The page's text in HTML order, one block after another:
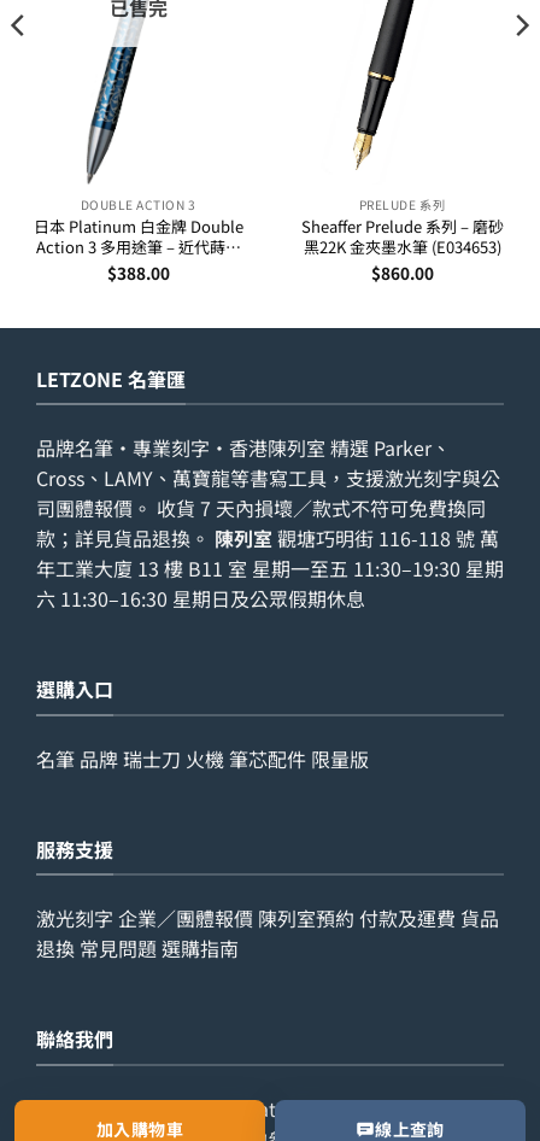
加入購物車
已售完
DOUBLE ACTION 3
日本 Platinum 白金牌 Double
Action 3 多用途筆 – 近代蒔繪
(唐草藍)
$388.00
PRELUDE 系列
Sheaffer Prelude 系列 – 磨砂
黑22K 金夾墨水筆 (E034653)
$860.00
LETZONE 名筆匯
品牌名筆・專業刻字・香港陳列室 精選 Parker、
Cross、LAMY、萬寶龍等書寫工具，支援激光刻字與公
司團體報價。 收貨 7 天內損壞／款式不符可免費換同
款；詳見貨品退換 。 陳列室 觀塘巧明街 116-118 號 萬
年工業大廈 13 樓 B11 室 星期一至五 11:30–19:30 星期
六 11:30–16:30 星期日及公眾假期休息
選購入口
名筆 品牌瑞士刀 火機筆芯配件 限量版
服務支援
激光刻字 企業／團體報價 陳列室預約 付款及運費 貨品
退換 常見問題 選購指南
聯絡我們
查詢電話：9029 7975WhatsApp：6538 6541辦公室
線上查詢